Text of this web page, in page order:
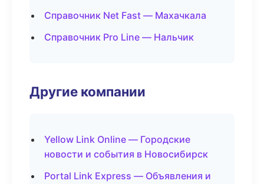
Справочник Net Fast — Махачкала
Справочник Pro Line — Нальчик
Другие компании
Yellow Link Online — Городские
новости и события в Новосибирск
Portal Link Express — Объявления и